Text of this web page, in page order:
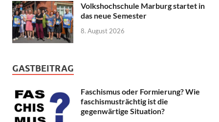
Volkshochschule Marburg startet in
das neue Semester
8. August 2026
GASTBEITRAG
Faschismus oder Formierung? Wie
faschismusträchtig ist die
gegenwärtige Situation?